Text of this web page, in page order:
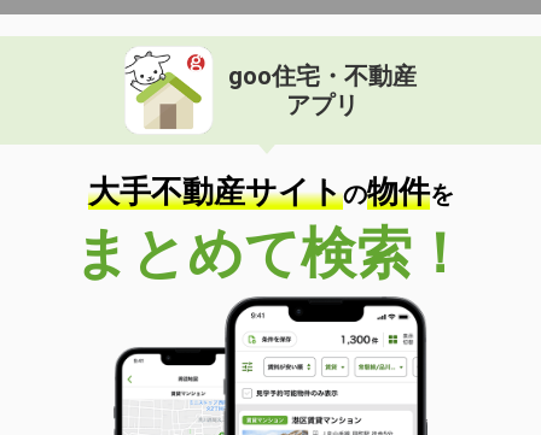
青森県八戸市下長３
価 格
住 所
青森県八戸市下長３
専有面積 58.34m²
間取り
2LDK
青森県八戸市大字糠塚字五郎兵衛前
価 格
6.75万円
青森県八戸市大字糠塚字五郎兵衛前
50.87m²
間取り
1LDK
青森県八戸市大字長苗代字上碇田
goo住宅・不動産
アプリ
大手不動産サイトの物件を
まとめて検索！